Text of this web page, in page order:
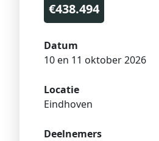
€438.494
Datum
10 en 11 oktober 2026
Locatie
Eindhoven
Deelnemers